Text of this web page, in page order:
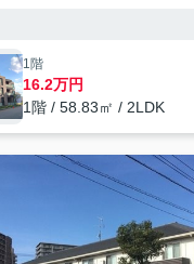
1階
16.2万円
1階 / 58.83㎡ / 2LDK